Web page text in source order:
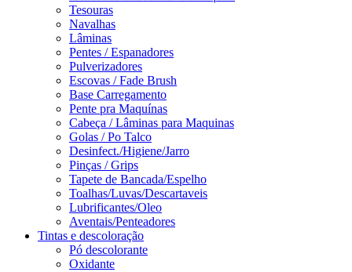
Tesouras
Navalhas
Lâminas
Pentes / Espanadores
Pulverizadores
Escovas / Fade Brush
Base Carregamento
Pente pra Maquínas
Cabeça / Lâminas para Maquinas
Golas / Po Talco
Desinfect./Higiene/Jarro
Pinças / Grips
Tapete de Bancada/Espelho
Toalhas/Luvas/Descartaveis
Lubrificantes/Oleo
Aventais/Penteadores
Tintas e descoloração
Pó descolorante
Oxidante